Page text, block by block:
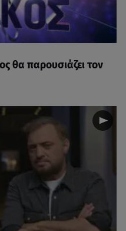
θα παρουσιάζει τον